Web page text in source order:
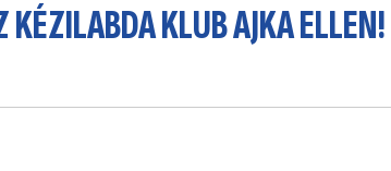
KLUB AJKA ELLEN!